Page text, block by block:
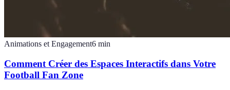
Animations et Engagement6 min
Comment Créer des Espaces Interactifs dans Votre
Football Fan Zone